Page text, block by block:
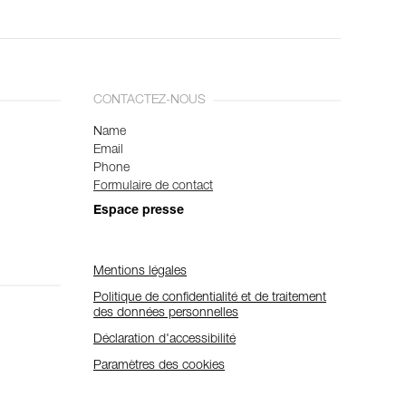
CONTACTEZ-NOUS
Name
Email
Phone
Formulaire de contact
Espace presse
Mentions légales
Politique de confidentialité et de traitement
des données personnelles
Déclaration d'accessibilité
Paramètres des cookies